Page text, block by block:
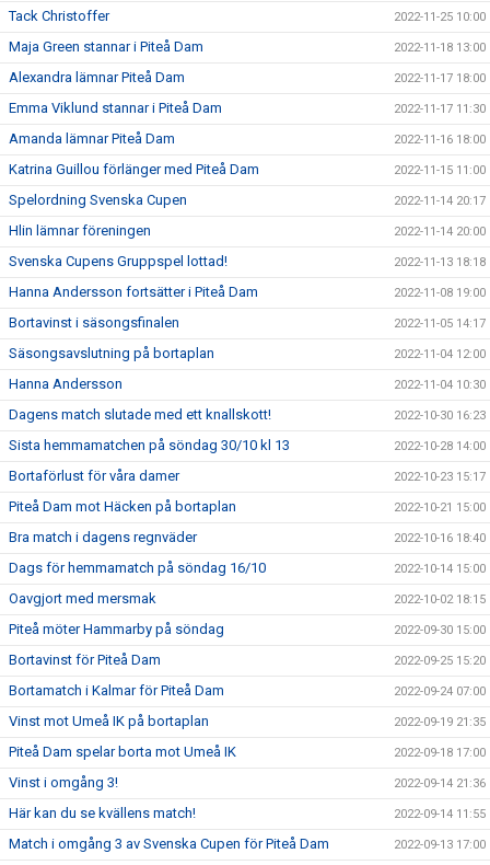
Tack Christoffer 2022-11-25 10:00
Maja Green stannar i Piteå Dam 2022-11-18 13:00
Alexandra lämnar Piteå Dam 2022-11-17 18:00
Emma Viklund stannar i Piteå Dam 2022-11-17 11:30
Amanda lämnar Piteå Dam 2022-11-16 18:00
Katrina Guillou förlänger med Piteå Dam 2022-11-15 11:00
Spelordning Svenska Cupen 2022-11-14 20:17
Hlin lämnar föreningen 2022-11-14 20:00
Svenska Cupens Gruppspel lottad! 2022-11-13 18:18
Hanna Andersson fortsätter i Piteå Dam 2022-11-08 19:00
Bortavinst i säsongsfinalen 2022-11-05 14:17
Säsongsavslutning på bortaplan 2022-11-04 12:00
Hanna Andersson 2022-11-04 10:30
Dagens match slutade med ett knallskott! 2022-10-30 16:23
Sista hemmamatchen på söndag 30/10 kl 13 2022-10-28 14:00
Bortaförlust för våra damer 2022-10-23 15:17
Piteå Dam mot Häcken på bortaplan 2022-10-21 15:00
Bra match i dagens regnväder 2022-10-16 18:40
Dags för hemmamatch på söndag 16/10 2022-10-14 15:00
Oavgjort med mersmak 2022-10-02 18:15
Piteå möter Hammarby på söndag 2022-09-30 15:00
Bortavinst för Piteå Dam 2022-09-25 15:20
Bortamatch i Kalmar för Piteå Dam 2022-09-24 07:00
Vinst mot Umeå IK på bortaplan 2022-09-19 21:35
Piteå Dam spelar borta mot Umeå IK 2022-09-18 17:00
Vinst i omgång 3! 2022-09-14 21:36
Här kan du se kvällens match! 2022-09-14 11:55
Match i omgång 3 av Svenska Cupen för Piteå Dam 2022-09-13 17:00